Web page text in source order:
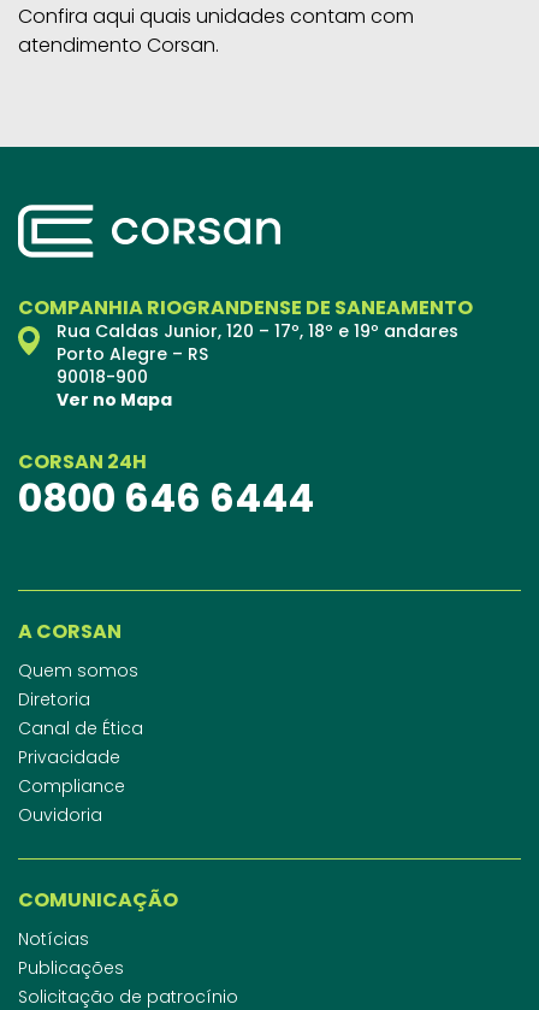
Confira aqui quais unidades contam com
atendimento Corsan.
COMPANHIA RIOGRANDENSE DE SANEAMENTO
Rua Caldas Junior, 120 – 17º, 18º e 19º andares
Porto Alegre – RS
90018-900
Ver no Mapa
CORSAN 24H
0800 646 6444
A CORSAN
Quem somos
Diretoria
Canal de Ética
Privacidade
Compliance
Ouvidoria
COMUNICAÇÃO
Notícias
Publicações
Solicitação de patrocínio